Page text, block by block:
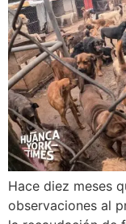
Hace diez meses
observaciones al